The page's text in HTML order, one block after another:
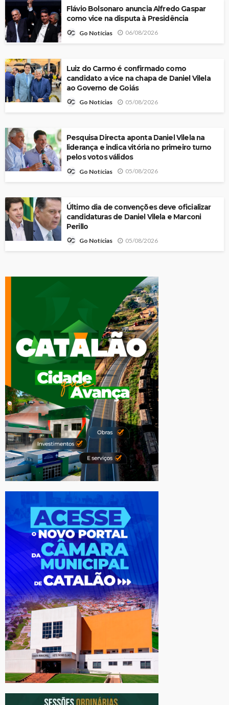
Flávio Bolsonaro anuncia Alfredo Gaspar
como vice na disputa à Presidência
Go Notícias 06/08/2026
Luiz do Carmo é confirmado como
candidato a vice na chapa de Daniel Vilela
ao Governo de Goiás
Go Notícias 05/08/2026
Pesquisa Directa aponta Daniel Vilela na
liderança e indica vitória no primeiro turno
pelos votos válidos
Go Notícias 05/08/2026
Último dia de convenções deve oficializar
candidaturas de Daniel Vilela e Marconi
Perillo
Go Notícias 05/08/2026